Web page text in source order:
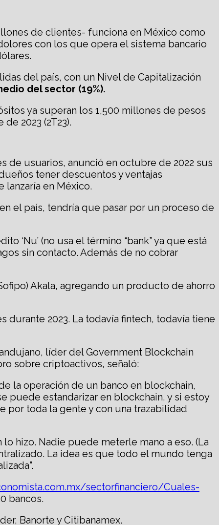
de clientes- funciona en México como
con los que opera el sistema bancario
del país, con un Nivel de Capitalización
del sector (19%).
ya superan los 1,500 millones de pesos
2023 (2T23).
de usuarios, anunció en octubre de 2022 sus
tener descuentos y ventajas
en México.
el país, tendría que pasar por un proceso de
‘Nu’ (no usa el término “bank” ya que está
sin contacto. Además de no cobrar
Akala, agregando un producto de ahorro
durante 2023. La todavía fintech, todavía tiene
líder del Government Blockchain
sobre criptoactivos, señaló:
la operación de un banco en blockchain,
puede estandarizar en blockchain, y si estoy
por toda la gente y con una trazabilidad
hizo. Nadie puede meterle mano a eso. (La
La idea es que todo el mundo tenga
sectorfinanciero/Cuales-
bancos.
Banorte y Citibanamex.